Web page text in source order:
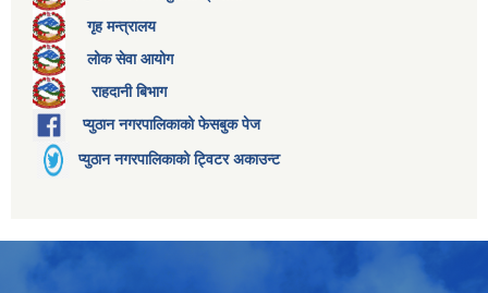
गृह मन्त्रालय
लोक सेवा आयोग
राहदानी बिभाग
प्युठान नगरपालिकाको फेसबुक पेज
प्युठान नगरपालिकाको ट्विटर अकाउन्ट